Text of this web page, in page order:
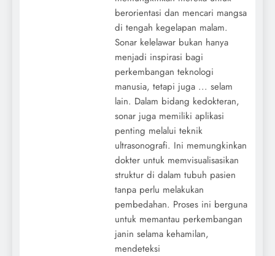
berorientasi dan mencari mangsa
di tengah kegelapan malam.
Sonar kelelawar bukan hanya
menjadi inspirasi bagi
perkembangan teknologi
manusia, tetapi juga ... selam
lain. Dalam bidang kedokteran,
sonar juga memiliki aplikasi
penting melalui teknik
ultrasonografi. Ini memungkinkan
dokter untuk memvisualisasikan
struktur di dalam tubuh pasien
tanpa perlu melakukan
pembedahan. Proses ini berguna
untuk memantau perkembangan
janin selama kehamilan,
mendeteksi